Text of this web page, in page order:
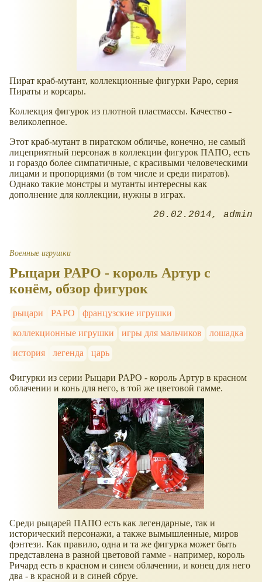
Пират краб-мутант, коллекционные фигурки Papo, серия
Пираты и корсары.
Коллекция фигурок из плотной пластмассы. Качество -
великолепное.
Этот краб-мутант в пиратском обличье, конечно, не самый
лицеприятный персонаж в коллекции фигурок ПАПО, есть
и гораздо более симпатичные, с красивыми человеческими
лицами и пропорциями (в том числе и среди пиратов).
Однако такие монстры и мутанты интересны как
дополнение для коллекции, нужны в играх.
20.02.2014 admin
Военные игрушки
Рыцари PAPO - король Артур с
конём, обзор фигурок
рыцари PAPO
французские игрушки
коллекционные игрушки
игры для мальчиков
лошадка
история
легенда царь
Фигурки из серии Рыцари PAPO - король Артур в красном
облачении и конь для него, в той же цветовой гамме.
Среди рыцарей ПАПО есть как легендарные, так и
исторический персонажи, а также вымышленные, миров
фэнтези. Как правило, одна и та же фигурка может быть
представлена в разной цветовой гамме - например, король
Ричард есть в красном и синем облачении, и конец для него
два - в красной и в синей сбруе.